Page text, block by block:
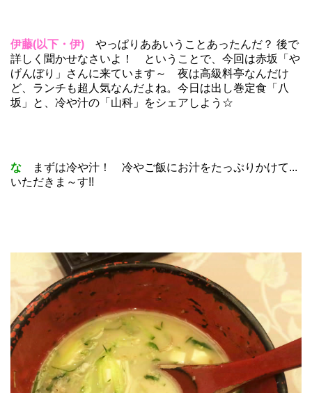
伊藤(以下・伊) やっぱりああいうことあったんだ？ 後で
詳しく聞かせなさいよ！ ということで、今回は赤坂「や
げんぼり」さんに来ています～ 夜は高級料亭なんだけ
ど、ランチも超人気なんだよね。今日は出し巻定食「八
坂」と、冷や汁の「山科」をシェアしよう☆
な まずは冷や汁！ 冷やご飯にお汁をたっぷりかけて...
いただきま～す!!